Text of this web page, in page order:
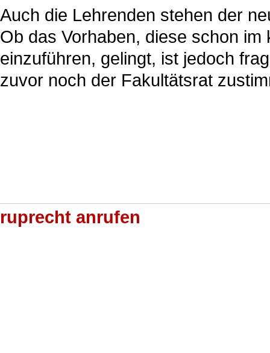
Auch die Lehrenden stehen der
Ob das Vorhaben, diese schon
einzuführen, gelingt, ist jedoch
zuvor noch der Fakultätsrat
ruprecht anrufen